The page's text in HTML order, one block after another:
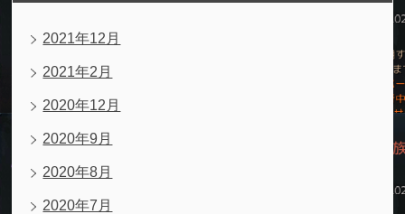
2021年12月
2021年2月
2020年12月
2020年9月
2020年8月
2020年7月